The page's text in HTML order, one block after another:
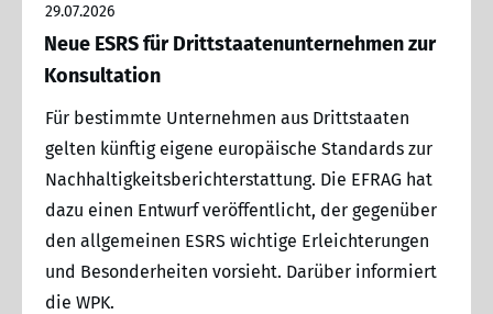
29.07.2026
Neue ESRS für Drittstaatenunternehmen zur
Konsultation
Für bestimmte Unternehmen aus Drittstaaten
gelten künftig eigene europäische Standards zur
Nachhaltigkeitsberichterstattung. Die EFRAG hat
dazu einen Entwurf veröffentlicht, der gegenüber
den allgemeinen ESRS wichtige Erleichterungen
und Besonderheiten vorsieht. Darüber informiert
die WPK.